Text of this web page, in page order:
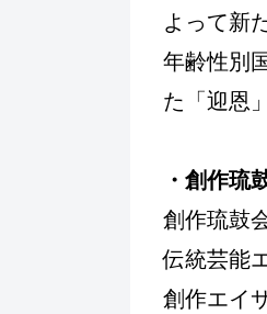
よって新
年齢性別
た「迎恩
・創作琉
創作琉鼓
伝統芸能
創作エイ